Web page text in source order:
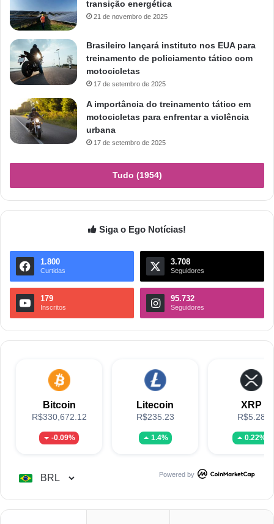
transição energética
21 de novembro de 2025
Brasileiro lançará instituto nos EUA para
treinamento de policiamento tático com
motocicletas
17 de setembro de 2025
A importância do treinamento tático em
motocicletas para enfrentar a violência
urbana
17 de setembro de 2025
Tudo (1954)
Siga o Ego Notícias!
1.800
Curtidas
3.708
Seguidores
179
Inscritos
95.732
Seguidores
Bitcoin
R$330,672.12
-0.09%
Litecoin
R$235.23
1.4%
XRP
R$5.28
0.22%
Powered by